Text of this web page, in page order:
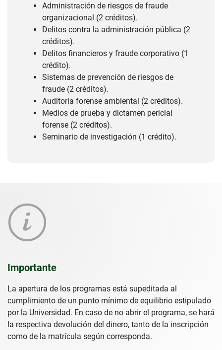
Administración de riesgos de fraude
organizacional (2 créditos).
Delitos contra la administración pública (2
créditos).
Delitos financieros y fraude corporativo (1
crédito).
Sistemas de prevención de riesgos de
fraude (2 créditos).
Auditoria forense ambiental (2 créditos).
Medios de prueba y dictamen pericial
forense (2 créditos).
Seminario de investigación (1 crédito).
Importante
La apertura de los programas está supeditada al
cumplimiento de un punto mínimo de equilibrio estipulado
por la Universidad. En caso de no abrir el programa, se hará
la respectiva devolución del dinero, tanto de la inscripción
como de la matrícula según corresponda.